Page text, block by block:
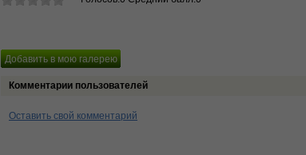
Комментарии пользователей
Оставить свой комментарий